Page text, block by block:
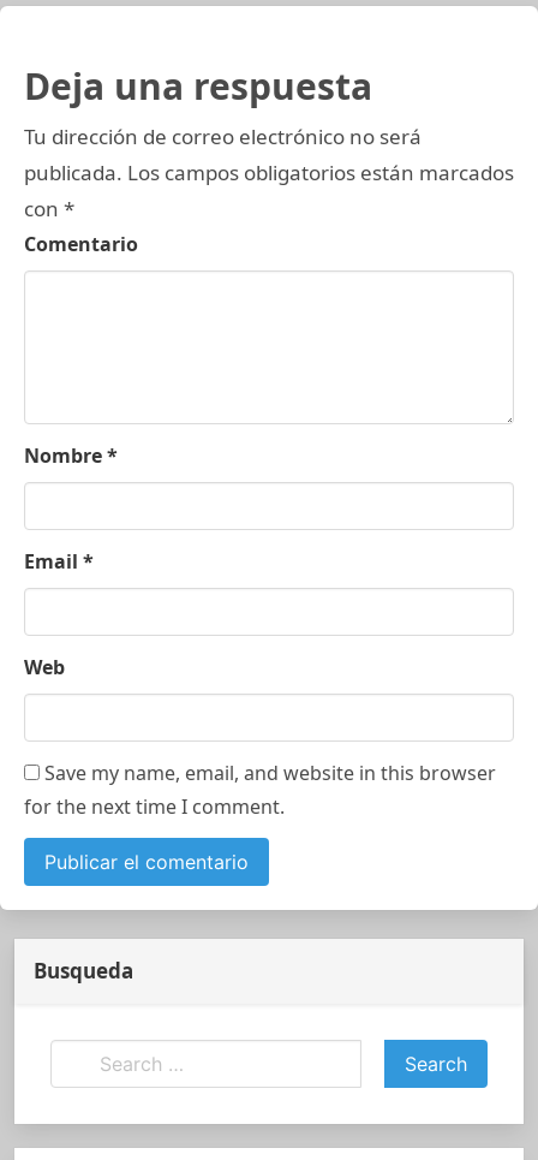
Deja una respuesta
Tu dirección de correo electrónico no será
publicada. Los campos obligatorios están marcados
con *
Comentario
Nombre*
Email *
Web
Save my name, email, and website in this browser
for the next time I comment.
Busqueda